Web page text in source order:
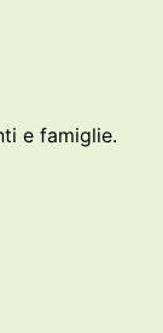
e famiglie.